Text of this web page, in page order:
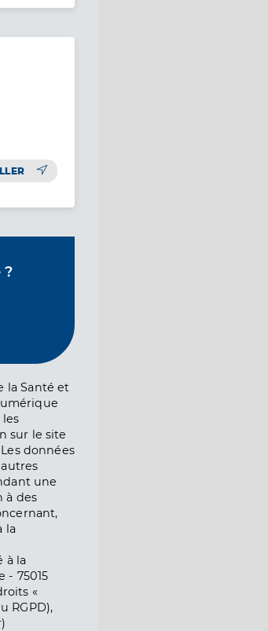
?
la Santé et
sur le site
données
une
à des
la
à la
- 75015
«
RGPD),